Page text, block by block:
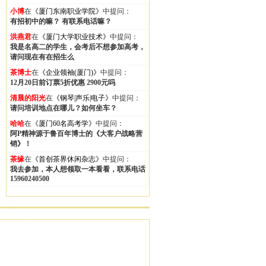
小博在《厦门东南职业学院》 中提问：
有招初中的嘛？ 有联系电话嘛？
洪燕君在《厦门大学职业技术》 中提问：
我是名高二的学生，会考后不想参加高考，
请问现在有在招生么
茶博士在《企业领袖(厦门)》 中提问：
12月20日前订票5折优惠 2900元吗
清晨的阳光在《钢琴|声乐|电子》 中提问：
请问培训地点在哪儿？如何坐车？
哈哈在《厦门60名高考学》 中提问：
阿P精神源于鲁百年博士的《大客户战略营
销》！
茶缘在《首创茶界休闲杂志》 中提问：
我去参加，本人想领取一本看看，联系电话
15960240500